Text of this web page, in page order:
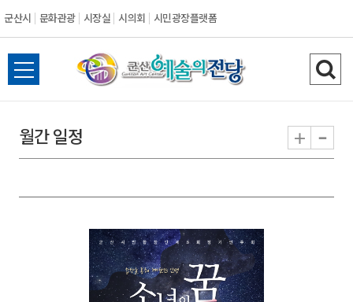
군산시 문화관광 시장실 시의회 시민광장플랫폼
군
산
전
체
뉴
열
검
색
기
월간 일정 + -